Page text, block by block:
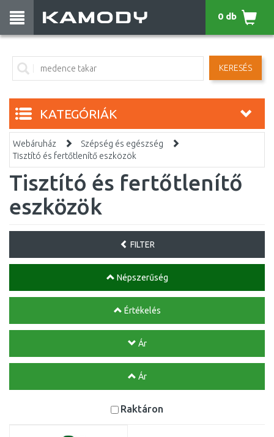
KERESÉS
0 db
KATEGÓRIÁK
Webáruház
Szépség és egészség
Tisztító és fertőtlenítő eszközök
Tisztító és fertőtlenítő
eszközök
FILTER
Népszerűség
Értékelés
Ár
Ár
Raktáron